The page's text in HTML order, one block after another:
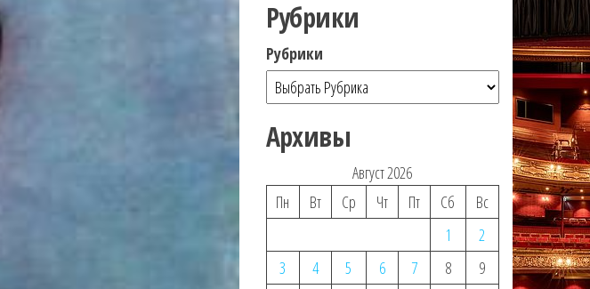
Рубрики
Рубрики
Архивы
Август 2026
Пн
Вт Ср Чт Пт Сб
Вс
1
2
3
4 5 6 7 8
9